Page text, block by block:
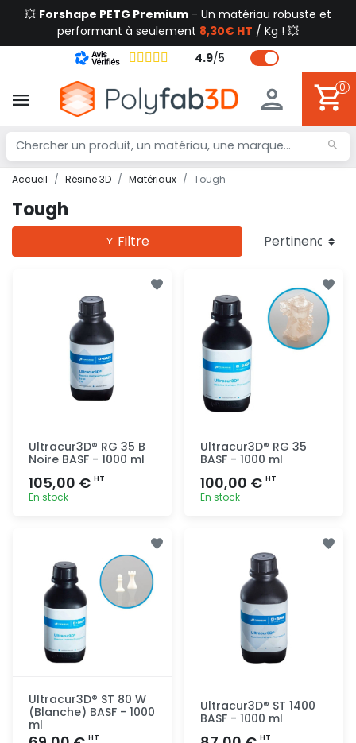
💥 Forshape PETG Premium - Un matériau robuste et
performant à seulement 8,30€ HT / Kg ! 💥
4.9/5
0
Accueil Résine 3D Matériaux Tough
Tough
Filtre
Ultracur3D® RG 35 B
Noire BASF - 1000 ml
105,00 € HT
En stock
Ultracur3D® RG 35
BASF - 1000 ml
100,00 € HT
En stock
Ultracur3D® ST 80 W
(Blanche) BASF - 1000
ml
HT
Ultracur3D® ST 1400
BASF - 1000 ml
HT